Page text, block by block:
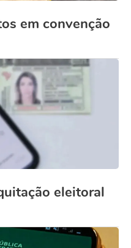
em convenção
eleitoral